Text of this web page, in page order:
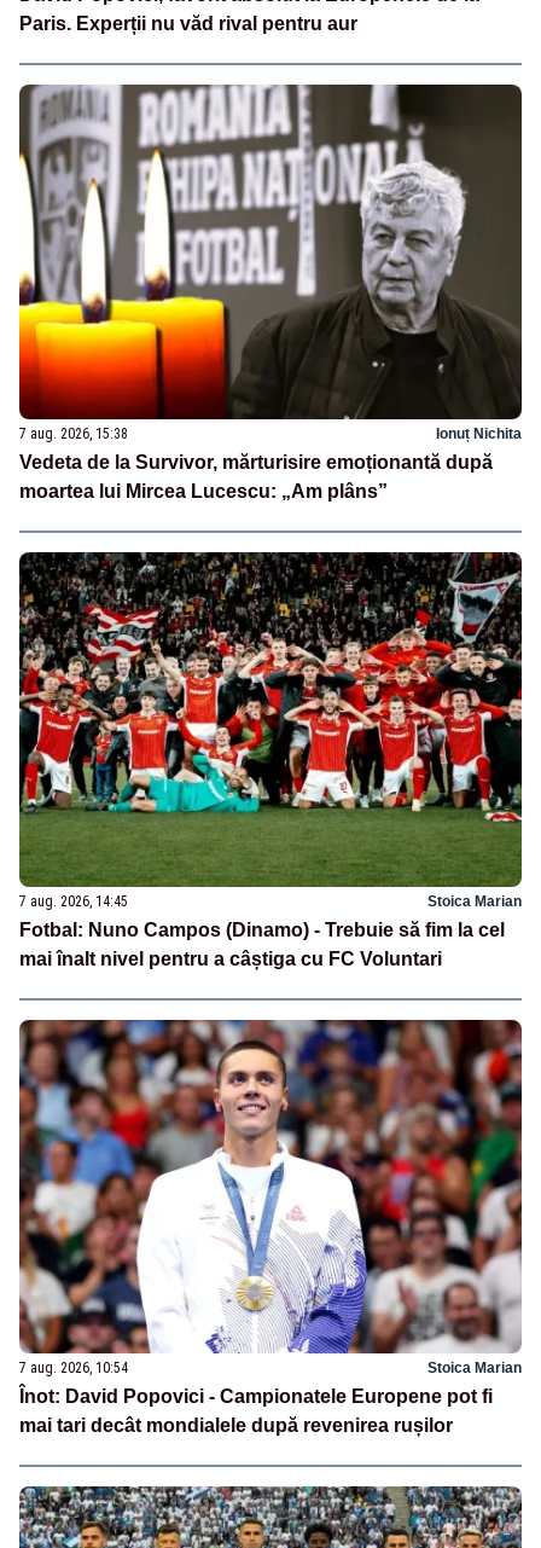
Paris. Experții nu văd rival pentru aur
7 aug. 2026, 15:38 Ionuț Nichita
Vedeta de la Survivor, mărturisire emoționantă după
moartea lui Mircea Lucescu: „Am plâns”
7 aug. 2026, 14:45 Stoica Marian
Fotbal: Nuno Campos (Dinamo) - Trebuie să fim la cel
mai înalt nivel pentru a câștiga cu FC Voluntari
7 aug. 2026, 10:54 Stoica Marian
Înot: David Popovici - Campionatele Europene pot fi
mai tari decât mondialele după revenirea rușilor